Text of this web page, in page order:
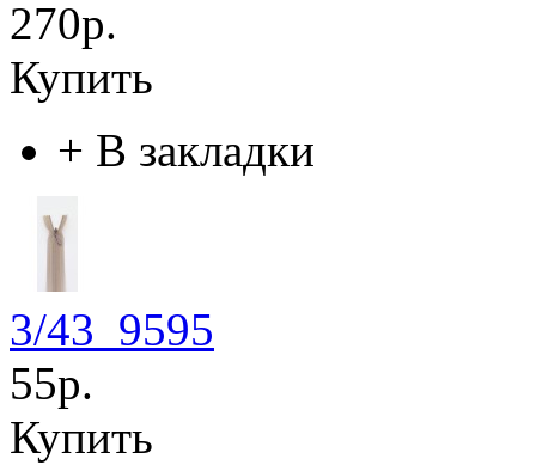
270р.
Купить
+ В закладки
3/43_9595
55р.
Купить